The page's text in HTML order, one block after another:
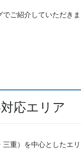
でご紹介していただき
応エリア
重）を中心としたエ